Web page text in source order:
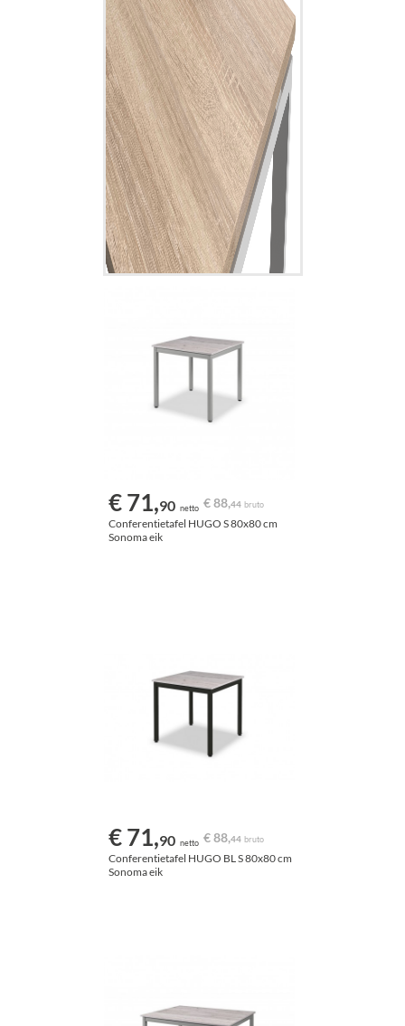
€ 71,90 netto € 88,44 bruto
Conferentietafel HUGO S 80x80 cm
Sonoma eik
€ 71,90 netto € 88,44 bruto
Conferentietafel HUGO BL S 80x80 cm
Sonoma eik